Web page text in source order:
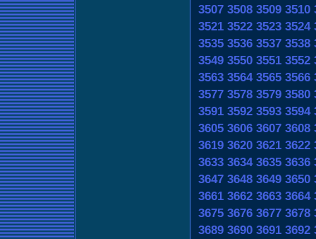
3507 3508 3509 3510
3521 3522 3523 3524
3535 3536 3537 3538
3549 3550 3551 3552
3563 3564 3565 3566
3577 3578 3579 3580
3591 3592 3593 3594
3605 3606 3607 3608
3619 3620 3621 3622
3633 3634 3635 3636
3647 3648 3649 3650
3661 3662 3663 3664
3675 3676 3677 3678
3689 3690 3691 3692